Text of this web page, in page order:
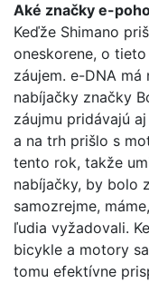
Aké značky e-
Keďže Shimano
oneskorene, o
záujem. e-DNA
nabíjačky značky
záujmu pridávajú
a na trh prišlo s
tento rok, takže
nabíjačky, by bolo
samozrejme,
ľudia vyžadovali.
bicykle a motory
tomu efektívne